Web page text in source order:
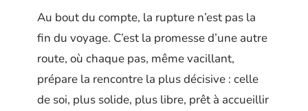
Au bout du compte, la rupture n’est pas la
fin du voyage. C’est la promesse d’une autre
route, où chaque pas, même vacillant,
prépare la rencontre la plus décisive : celle
de soi, plus solide, plus libre, prêt à accueillir